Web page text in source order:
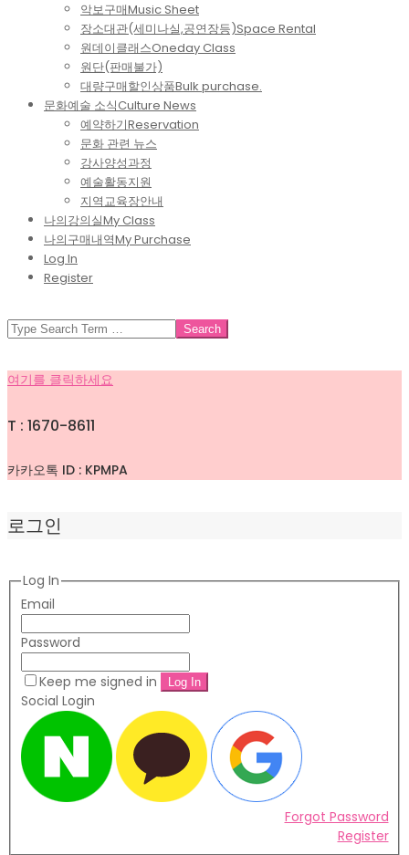
악보구매Music Sheet
장소대관(세미나실,공연장등)Space Rental
원데이클래스Oneday Class
원단(판매불가)
대량구매할인상품Bulk purchase.
문화예술 소식Culture News
예약하기Reservation
문화 관련 뉴스
강사양성과정
예술활동지원
지역교육장안내
나의강의실My Class
나의구매내역My Purchase
Log In
Register
SEARCH
여기를 클릭하세요
T : 1670-8611
카카오톡 ID : KPMPA
로그인
Log In
Email
Password
Keep me signed in
Social Login
Forgot Password
Register